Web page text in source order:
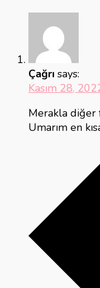
Çağrı says:
Kasım 28,
Merakla diğer
Umarım en